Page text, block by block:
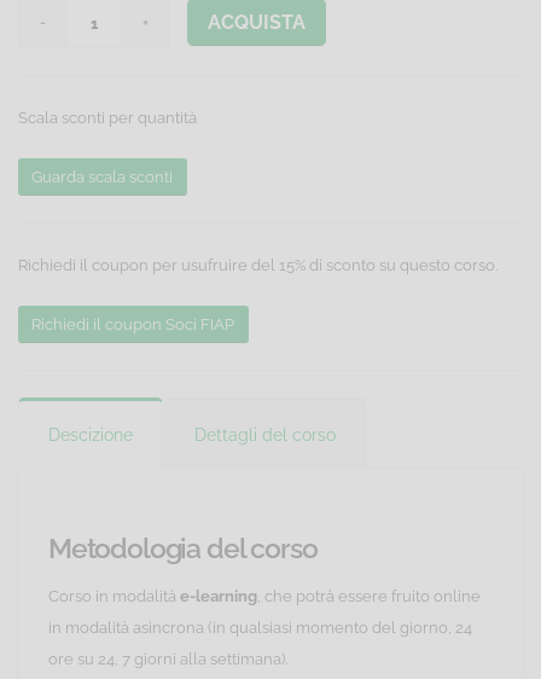
ACQUISTA
Scala sconti per quantità
Guarda scala sconti
Richiedi il coupon per usufruire del 15% di sconto su questo corso.
Richiedi il coupon Soci FIAP
Descizione Dettagli del corso
Metodologia del corso
Corso in modalità e-learning , che potrà essere fruito online
in modalità asincrona (in qualsiasi momento del giorno, 24
ore su 24, 7 giorni alla settimana).